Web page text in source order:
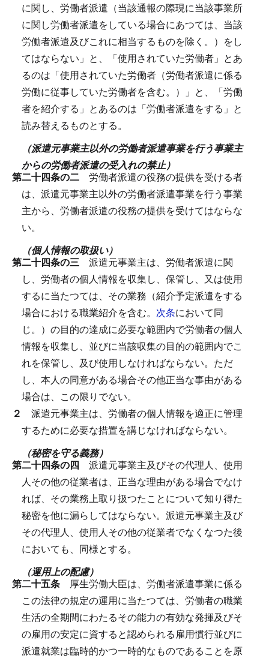
に関し、労働者派遣（当該通報の際現に当該事業所
に関し労働者派遣をしている場合にあつては、当該
労働者派遣及びこれに相当するものを除く。）をし
てはならない」と、「使用されていた労働者」とあ
るのは「使用されていた労働者（労働者派遣に係る
労働に従事していた労働者を含む。）」と、「労働
者を紹介する」とあるのは「労働者派遣をする」と
読み替えるものとする。
（派遣元事業主以外の労働者派遣事業を行う事業主
からの労働者派遣の受入れの禁止）
第二十四条の二 労働者派遣の役務の提供を受ける者
は、派遣元事業主以外の労働者派遣事業を行う事業
主から、労働者派遣の役務の提供を受けてはならな
い。
（個人情報の取扱い）
第二十四条の三 派遣元事業主は、労働者派遣に関
し、労働者の個人情報を収集し、保管し、又は使用
するに当たつては、その業務（紹介予定派遣をする
場合における職業紹介を含む。 次条において同
じ。）の目的の達成に必要な範囲内で労働者の個人
情報を収集し、並びに当該収集の目的の範囲内でこ
れを保管し、及び使用しなければならない。 ただ
し、本人の同意がある場合その他正当な事由がある
場合は、この限りでない。
２ 派遣元事業主は、労働者の個人情報を適正に管理
するために必要な措置を講じなければならない。
（秘密を守る義務）
第二十四条の四 派遣元事業主及びその代理人、使用
人その他の従業者は、正当な理由がある場合でなけ
れば、その業務上取り扱つたことについて知り得た
秘密を他に漏らしてはならない。 派遣元事業主及び
その代理人、使用人その他の従業者でなくなつた後
においても、同様とする。
（運用上の配慮）
第二十五条 厚生労働大臣は、労働者派遣事業に係る
この法律の規定の運用に当たつては、労働者の職業
生活の全期間にわたるその能力の有効な発揮及びそ
の雇用の安定に資すると認められる雇用慣行並びに
派遣就業は臨時的かつ一時的なものであることを原